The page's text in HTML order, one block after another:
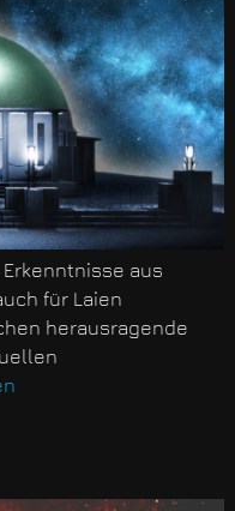
aus
für Laien
herausragende